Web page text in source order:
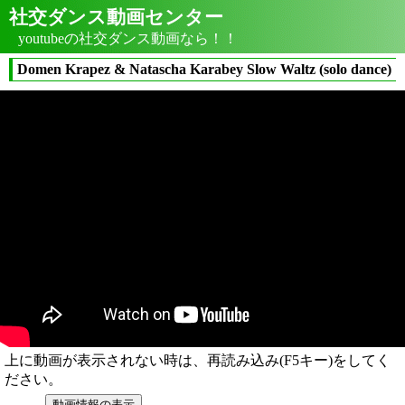
社交ダンス動画センター
youtubeの社交ダンス動画なら！！
Domen Krapez & Natascha Karabey Slow Waltz (solo dance)
上に動画が表示されない時は、再読み込み(F5キー)をしてく
ださい。